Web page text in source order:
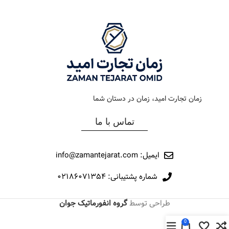
کلاسیک
رفرانس 178
جنس بند
نوع ساعت
رفرانس
برند
زمان تجارت امید، زمان در دستان شما
تماس با ما
ایمیل: info@zamantejarat.com
شماره پشتیبانی: ۰۲۱۸۶۰۷۱۳۵۴
طراحی توسطگروه انفورماتیک جوان
0